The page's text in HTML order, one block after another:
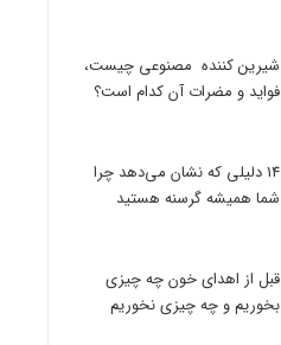
شیرین کننده مصنوعی چیست،
فواید و مضرات آن کدام است؟
14 دلیلی که نشان می‌دهد چرا
شما همیشه گرسنه هستید
قبل از اهدای خون چه چیزی
بخوریم و چه چیزی نخوریم